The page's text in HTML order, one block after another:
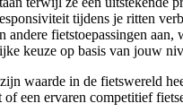
tijdens je ritten
fietstoepassingen
keuze op basis van jouw
waarde in de fietswereld
een ervaren competitief